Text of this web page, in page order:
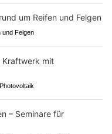
und Felgen